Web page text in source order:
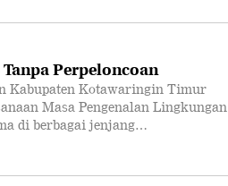
Perpeloncoan
Kabupaten Kotawaringin Timur
Masa Pengenalan Lingkungan
di berbagai jenjang…